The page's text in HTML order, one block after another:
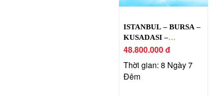
ISTANBUL – BURSA –
KUSADASI –
PAMUKKALE –
48.800.000 đ
Thời gian: 8 Ngày 7
Đêm